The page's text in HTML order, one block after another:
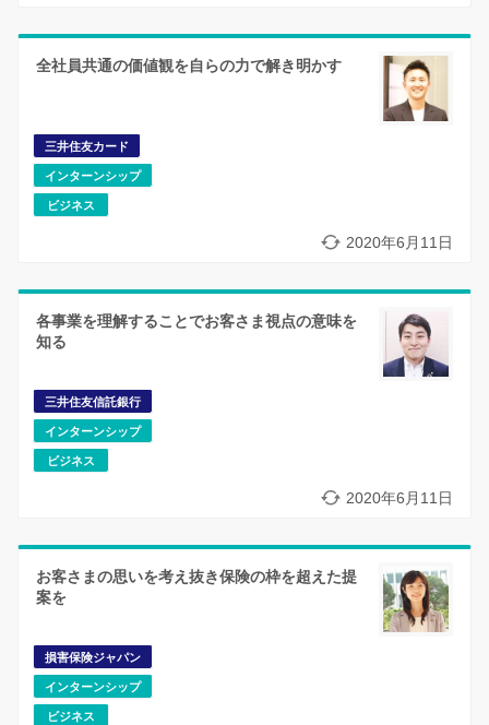
全社員共通の価値観を自らの力で解き明かす
三井住友カード
インターンシップ
ビジネス
2020年6月11日
各事業を理解することでお客さま視点の意味を
知る
三井住友信託銀行
インターンシップ
ビジネス
2020年6月11日
お客さまの思いを考え抜き保険の枠を超えた提
案を
損害保険ジャパン
インターンシップ
ビジネス